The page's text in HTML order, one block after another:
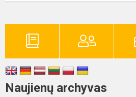
Naujienų archyvas